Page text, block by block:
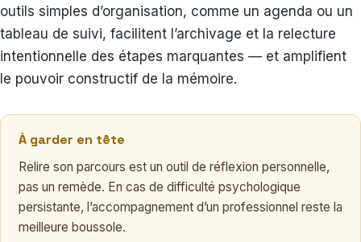
outils simples d’organisation, comme un agenda ou un
tableau de suivi, facilitent l’archivage et la relecture
intentionnelle des étapes marquantes — et amplifient
le pouvoir constructif de la mémoire.
À garder en tête
Relire son parcours est un outil de réflexion personnelle,
pas un remède. En cas de difficulté psychologique
persistante, l’accompagnement d’un professionnel reste la
meilleure boussole.